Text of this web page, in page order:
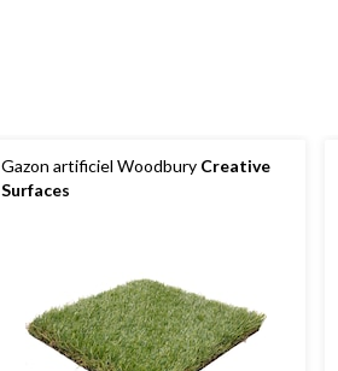
Gazon artificiel Woodbury Creative
Surfaces